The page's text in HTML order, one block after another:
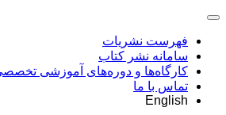
فهرست نشریات
سامانه نشر کتاب
کارگاه‌ها و دوره‌های آموزشی
تماس با ما
English